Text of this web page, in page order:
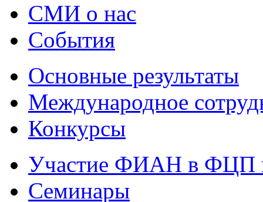
СМИ о нас
События
Основные результаты
Международное
Конкурсы
Участие ФИАН в ФЦП
Семинары